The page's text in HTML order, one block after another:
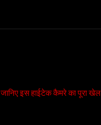
इस हाईटेक कैमरे का पूरा खेल